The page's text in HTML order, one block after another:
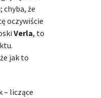
chyba, że
oczywiście
Verla, to
jak to
– liczące